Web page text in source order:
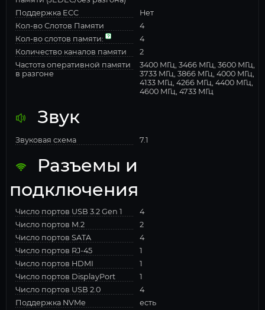
Поддержка ECC
Нет
Кол-во Слотов Памяти
4
Кол-во слотов памяти:
4
Количество каналов памяти
2
Частота оперативной памяти
в разгоне
3400 МГц, 3466 МГц, 3600 МГц,
3733 МГц, 3866 МГц, 4000 МГц,
4133 МГц, 4266 МГц, 4400 МГц,
4600 МГц, 4733 МГц
Звук
Звуковая схема 7.1
Разъемы и
подключения
Число портов USB 3.2 Gen 1
4
Число портов M.2
2
Число портов SATA
4
Число портов RJ-45
1
Число портов HDMI
1
Число портов DisplayPort
1
Число портов USB 2.0
4
Поддержка NVMe
есть